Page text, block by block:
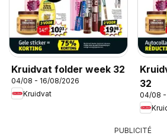
Kruidvat folder week 32
04/08 - 16/08/2026
Kruidvat
32
04/08 -
PUBLICITÉ